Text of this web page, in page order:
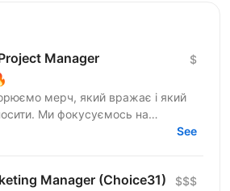
Manager $
мерч, який вражає і який
Ми фокусуємось на
до дизайну брендування та
See
Manager (Choіce31) $$$